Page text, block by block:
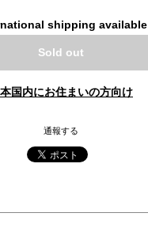
shipping available
Sold out
本国内にお住まいの方向け
通報する